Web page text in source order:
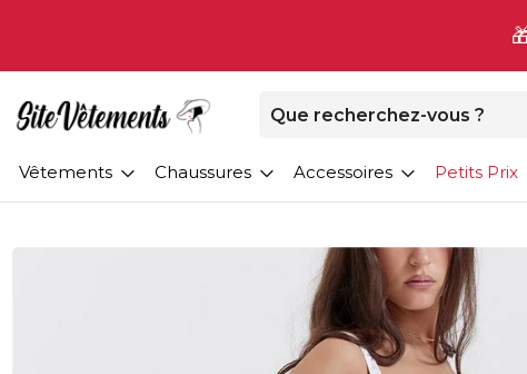
Vêtements Chaussures Accessoires Petits Prix